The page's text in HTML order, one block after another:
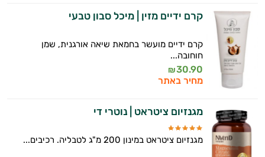
קרם ידיים מזין | מיכל סבון טבעי
קרם ידיים מועשר בחמאת שיאה אורגנית, שמן
חוחובה...
30.90
₪
מחיר באתר
מגנזיום ציטראט | נוטרי די
מגנזיום ציטראט במינון 200 מ"ג לטבליה. רכיבים...